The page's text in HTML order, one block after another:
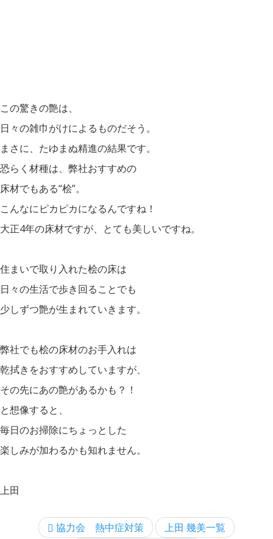
この驚きの艶は、
日々の雑巾がけによるものだそう。
まさに、たゆまぬ精進の結果です。
恐らく材種は、弊社おすすめの
床材でもある“桧”。
こんなにピカピカになるんですね！
大正4年の床材ですが、とても美しいですね。
住まいで取り入れた桧の床は
日々の生活で歩き回ることでも
少しずつ艶が生まれていきます。
弊社でも桧の床材のお手入れは
乾拭きをおすすめしていますが、
その先にあの艶があるかも？！
と想像すると、
毎日のお掃除にちょっとした
楽しみが加わるかも知れません。
上田
協力会 熱中症対策 上田 幾美一覧